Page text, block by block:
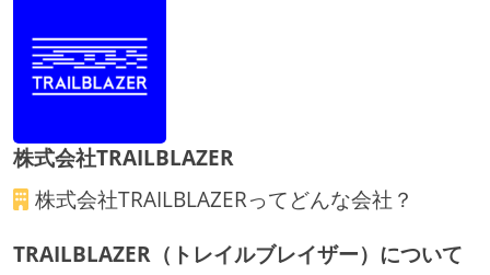
る
想定される複数環境での品質チェックを義務づけてい
アジャイル実践状況
デイリーでスタンドアップミーティング、またはそれ
イテレーションの最後などに、定期的にチームでふり
株式会社TRAILBLAZER
株式会社TRAILBLAZERってどんな会社？
TRAILBLAZER（トレイルブレイザー）について